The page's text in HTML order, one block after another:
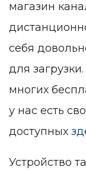
магазин
себя
для
многих
у нас есть
доступных
Устройство